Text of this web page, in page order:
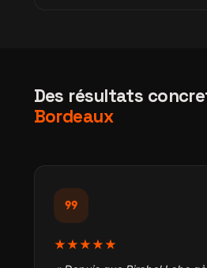
Des résultats
Bordeaux
format_quote
★★★★★